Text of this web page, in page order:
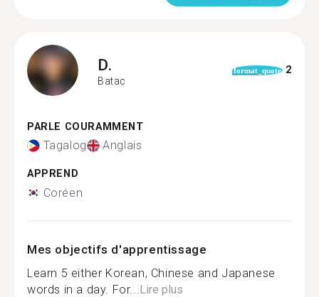
D.
Batac
format_quote 2
PARLE COURAMMENT
Tagalog Anglais
APPREND
Coréen
Mes objectifs d'apprentissage
Learn 5 either Korean, Chinese and Japanese
words in a day. For... Lire plus